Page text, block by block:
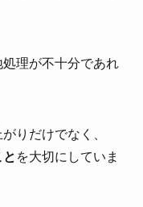
理が不十分であれ
りだけでなく、
を大切にしていま